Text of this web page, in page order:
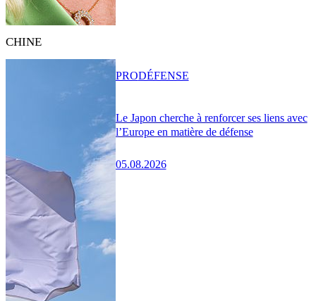
CHINE
Le Japon cherche à renforcer ses liens avec
l’Europe en matière de défense
05.08.2026
PRODÉFENSE